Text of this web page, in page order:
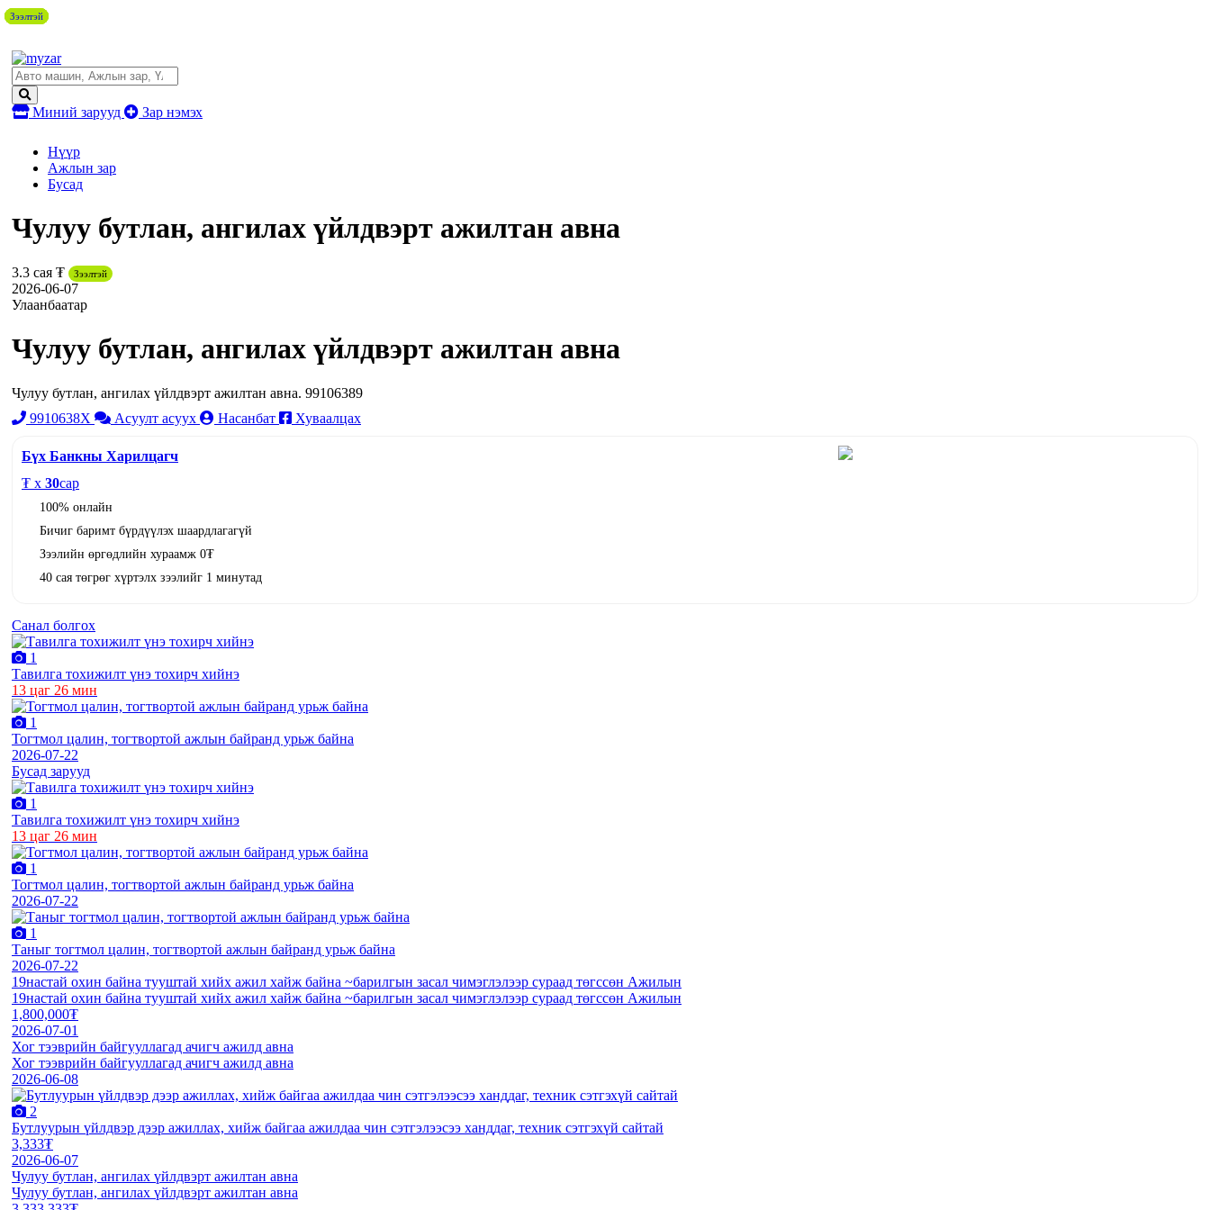
Миний зарууд Зар нэмэх
Нүүр
Ажлын зар
Бусад
Чулуу бутлан, ангилах үйлдвэрт ажилтан авна
3.3 сая ₮ Зээлтэй
2026-06-07
Улаанбаатар
Чулуу бутлан, ангилах үйлдвэрт ажилтан авна
Чулуу бутлан, ангилах үйлдвэрт ажилтан авна. 99106389
9910638X
Асуулт асуух Насанбат Хуваалцах
Бүх Банкны Харилцагч
₮ x 30сар
100% онлайн
Бичиг баримт бүрдүүлэх шаардлагагүй
Зээлийн өргөдлийн хураамж 0₮
40 сая төгрөг хүртэлх зээлийг 1 минутад
Санал болгох
1
Тавилга тохижилт үнэ тохирч хийнэ
13 цаг 26 мин
1
Тогтмол цалин, тогтвортой ажлын байранд урьж байна
2026-07-22
Бусад зарууд
1
Тавилга тохижилт үнэ тохирч хийнэ
13 цаг 26 мин
1
Тогтмол цалин, тогтвортой ажлын байранд урьж байна
2026-07-22
1
Таныг тогтмол цалин, тогтвортой ажлын байранд урьж байна
2026-07-22
19настай охин байна тууштай хийх ажил хайж байна ~барилгын засал чимэглэлээр сураад төгссөн Ажилын
Зээлтэй
19настай охин байна тууштай хийх ажил хайж байна ~барилгын засал чимэглэлээр сураад төгссөн Ажилын
1,800,000₮
2026-07-01
Хог тээврийн байгууллагад ачигч ажилд авна
Хог тээврийн байгууллагад ачигч ажилд авна
2026-06-08
2
Бутлуурын үйлдвэр дээр ажиллах, хийж байгаа ажилдаа чин сэтгэлээсээ ханддаг, техник сэтгэхүй сайтай
3,333₮
2026-06-07
Чулуу бутлан, ангилах үйлдвэрт ажилтан авна
Зээлтэй
Чулуу бутлан, ангилах үйлдвэрт ажилтан авна
Зээлтэй
Зээлтэй
Зээлтэй